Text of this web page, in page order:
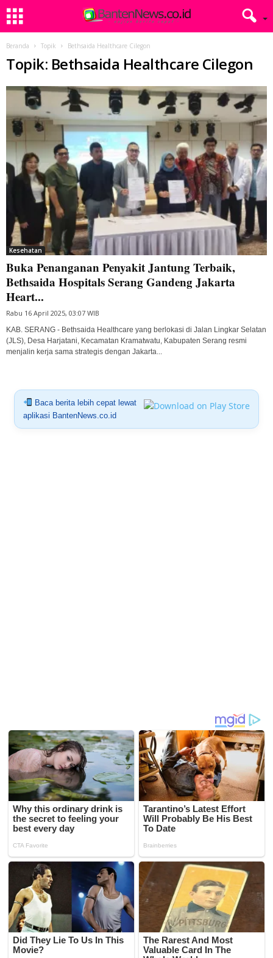
Beranda Topik Bethsaida Healthcare Cilegon
Topik: Bethsaida Healthcare Cilegon
Kesehatan
Buka Penanganan Penyakit Jantung Terbaik,
Bethsaida Hospitals Serang Gandeng Jakarta
Heart...
Rabu 16 April 2025, 03:07 WIB
KAB. SERANG - Bethsaida Healthcare yang berlokasi di Jalan Lingkar Selatan
(JLS), Desa Harjatani, Kecamatan Kramatwatu, Kabupaten Serang resmi
menjalin kerja sama strategis dengan Jakarta...
Baca berita lebih cepat lewat
aplikasi BantenNews.co.id